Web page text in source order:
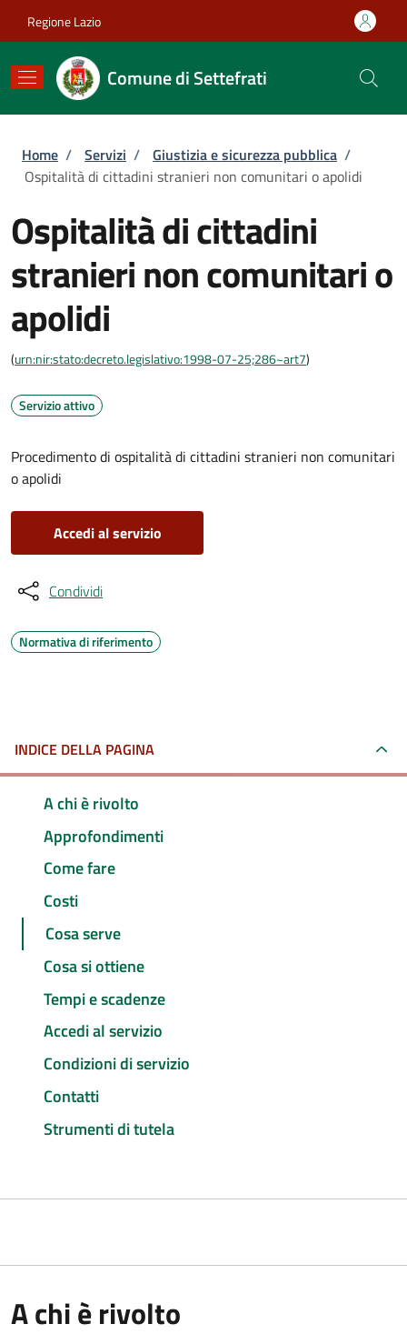
Regione Lazio
Comune di Settefrati
Briciole di pane
Home / Servizi / Giustizia e sicurezza pubblica /
Ospitalità di cittadini stranieri non comunitari o apolidi
Ospitalità di cittadini
stranieri non comunitari o
apolidi
(urn:nir:stato:decreto.legislativo:1998-07-25;286~art7)
Servizio attivo
Procedimento di ospitalità di cittadini stranieri non comunitari
o apolidi
Accedi al servizio
Condividi
Normativa di riferimento
INDICE DELLA PAGINA
A chi è rivolto
Approfondimenti
Come fare
Costi
Cosa serve
Cosa si ottiene
Tempi e scadenze
Accedi al servizio
Condizioni di servizio
Contatti
Strumenti di tutela
A chi è rivolto